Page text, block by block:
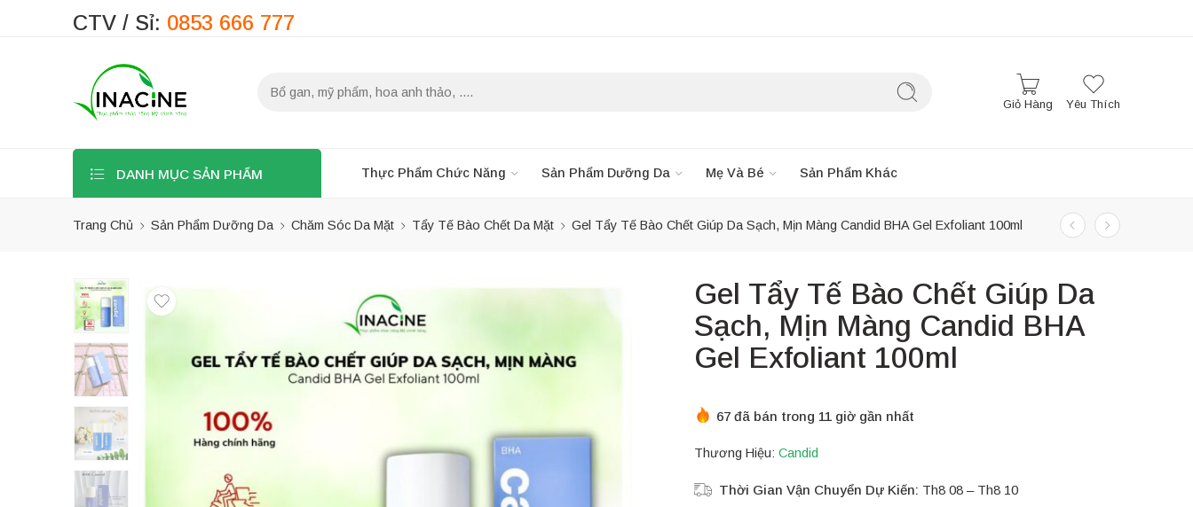
CTV / Sỉ: 0853 666 777
Giỏ Hàng Yêu Thích
DANH MỤC SẢN PHẨM Thực Phẩm Chức Năng Sản Phẩm Dưỡng Da Mẹ Và Bé Sản Phẩm Khác
Trang Chủ Sản Phẩm Dưỡng Da Chăm Sóc Da Mặt Tẩy Tế Bào Chết Da Mặt Gel Tẩy Tế Bào Chết Giúp Da Sạch, Mịn Màng Candid BHA Gel Exfoliant 100ml
Gel Tẩy Tế Bào Chết Giúp Da
Sạch, Mịn Màng Candid BHA
Gel Exfoliant 100ml
67 đã bán trong 11 giờ gần nhất
Thương Hiệu: Candid
Thời Gian Vận Chuyển Dự Kiến: Th8 08 – Th8 10